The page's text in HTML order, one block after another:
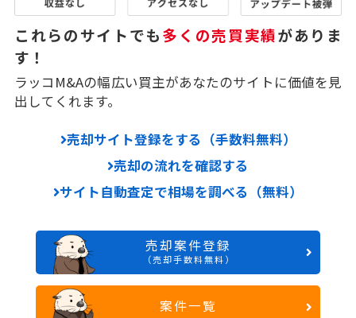
これらのサイトでも多くの売買実績がありま
す！
ラッコM&Aの幅広い買主があなたのサイトに価値を見
出してくれます。
売却サイト登録をする（手数料無料）
売却の流れを確認する
サイト自動査定で相場を調べる（無料）
売却案件登録
（売却手数料無料）
案件一覧